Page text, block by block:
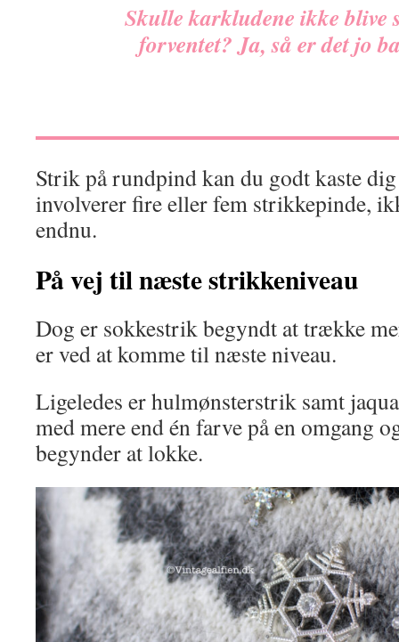
Skulle karkludene ikke blive
forventet? Ja, så er det jo
Strik på rundpind kan du godt kaste
involverer fire eller fem strikkepinde,
endnu.
På vej til næste strikkeniveau
Dog er sokkestrik begyndt at trække
er ved at komme til næste niveau.
Ligeledes er hulmønsterstrik samt
med mere end én farve på en omgang
begynder at lokke.